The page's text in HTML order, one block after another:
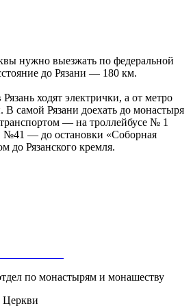
нужно выезжать по федеральной
до Рязани — 180 км.
ходят электрички, а от метро
самой Рязани доехать до монастыря
— на троллейбусе № 1
№41 — до остановки «Соборная
до Рязанского кремля.
по монастырям и монашеству
Церкви